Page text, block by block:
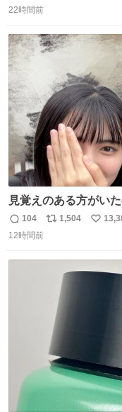
信
ポ
ト
数
22時間前
見覚えのある方がいた
跡 #鈴木浩文 さん
返
信
104
リ
1,504
い
数
12時間前